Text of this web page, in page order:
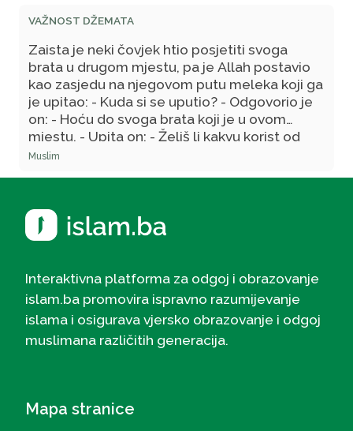
VAŽNOST DŽEMATA
Zaista je neki čovjek htio posjetiti svoga
brata u drugom mjestu, pa je Allah postavio
kao zasjedu na njegovom putu meleka koji ga
je upitao: - Kuda si se uputio? - Odgovorio je
on: - Hoću do svoga brata koji je u ovom
mjestu. - Upita on: - Želiš li kakvu korist od
njega!? – On je odgovorio: - Ne! Osim što ga
radosnom viješću da te je Allah već zavolio
onako kako ti voliš svoga brata u ime Njega
Muslim
Interaktivna platforma za odgoj i obrazovanje
islam.ba promovira ispravno razumijevanje
islama i osigurava vjersko obrazovanje i odgoj
muslimana različitih generacija.
Mapa stranice